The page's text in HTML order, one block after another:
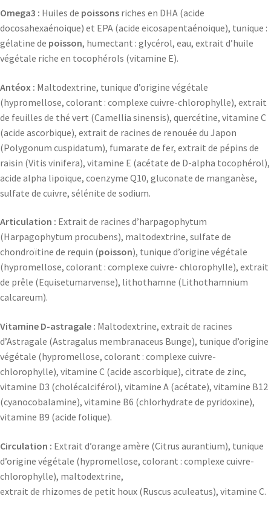
Omega3 : Huiles de poissons riches en DHA (acide
docosahexaénoique) et EPA (acide eicosapentaénoique), tunique :
gélatine de poisson, humectant : glycérol, eau, extrait d’huile
végétale riche en tocophérols (vitamine E).
Antéox : Maltodextrine, tunique d’origine végétale
(hypromellose, colorant : complexe cuivre-chlorophylle), extrait
de feuilles de thé vert (Camellia sinensis), quercétine, vitamine C
(acide ascorbique), extrait de racines de renouée du Japon
(Polygonum cuspidatum), fumarate de fer, extrait de pépins de
raisin (Vitis vinifera), vitamine E (acétate de D-alpha tocophérol),
acide alpha lipoïque, coenzyme Q10, gluconate de manganèse,
sulfate de cuivre, sélénite de sodium.
Articulation : Extrait de racines d’harpagophytum
(Harpagophytum procubens), maltodextrine, sulfate de
chondroïtine de requin (poisson), tunique d’origine végétale
(hypromellose, colorant : complexe cuivre- chlorophylle), extrait
de prêle (Equisetumarvense), lithothamne (Lithothamnium
calcareum).
Vitamine D-astragale : Maltodextrine, extrait de racines
d’Astragale (Astragalus membranaceus Bunge), tunique d’origine
végétale (hypromellose, colorant : complexe cuivre-
chlorophylle), vitamine C (acide ascorbique), citrate de zinc,
vitamine D3 (cholécalciférol), vitamine A (acétate), vitamine B12
(cyanocobalamine), vitamine B6 (chlorhydrate de pyridoxine),
vitamine B9 (acide folique).
Circulation : Extrait d’orange amère (Citrus aurantium), tunique
d’origine végétale (hypromellose, colorant : complexe cuivre-
chlorophylle), maltodextrine,
extrait de rhizomes de petit houx (Ruscus aculeatus), vitamine C.